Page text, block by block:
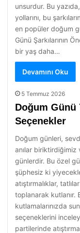
unsurdur. Bu
yollarını, bu
en popüler doğum
Günü Şarkılarının
bir yaş daha…
Devamını Oku
5 Temmuz 2026
Doğum
Seçenekler
Doğum günleri,
anılar biriktirdiğimiz
günlerdir. Bu özel
şüphesiz ki
atıştırmalıklar,
toplanarak kutlanır.
kutlamalarınızda
seçeneklerini
partilerinde